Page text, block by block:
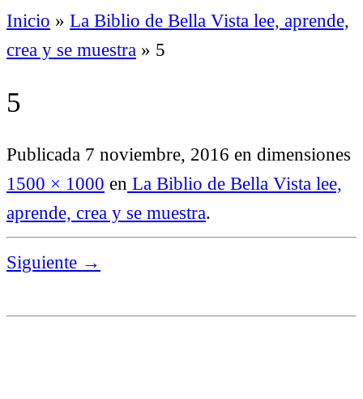
Inicio » La Biblio de Bella Vista lee, aprende,
crea y se muestra » 5
5
Publicada 7 noviembre, 2016 en dimensiones
1500 × 1000 en La Biblio de Bella Vista lee,
aprende, crea y se muestra.
Siguiente →